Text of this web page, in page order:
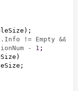
!= Empty &&
- 1 ;